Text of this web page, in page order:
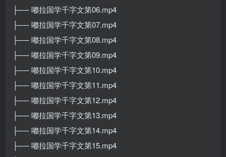
├── 嘟拉国学千字文第06.mp4
├── 嘟拉国学千字文第07.mp4
├── 嘟拉国学千字文第08.mp4
├── 嘟拉国学千字文第09.mp4
├── 嘟拉国学千字文第10.mp4
├── 嘟拉国学千字文第11.mp4
├── 嘟拉国学千字文第12.mp4
├── 嘟拉国学千字文第13.mp4
├── 嘟拉国学千字文第14.mp4
├── 嘟拉国学千字文第15.mp4